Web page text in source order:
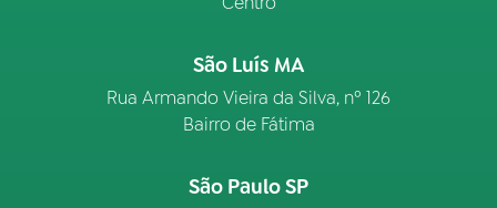
São Luís MA
Rua Armando Vieira da Silva, nº 126
Bairro de Fátima
São Paulo SP